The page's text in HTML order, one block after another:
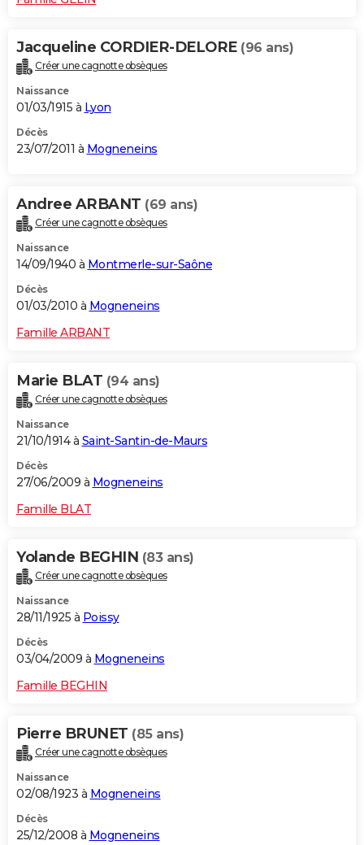
Jacqueline CORDIER-DELORE (96 ans)
Créer une cagnotte obsèques
Naissance
01/03/1915 à Lyon
Décès
23/07/2011 à Mogneneins
Andree ARBANT (69 ans)
Créer une cagnotte obsèques
Naissance
14/09/1940 à Montmerle-sur-Saône
Décès
01/03/2010 à Mogneneins
Famille ARBANT
Marie BLAT (94 ans)
Créer une cagnotte obsèques
Naissance
21/10/1914 à Saint-Santin-de-Maurs
Décès
27/06/2009 à Mogneneins
Famille BLAT
Yolande BEGHIN (83 ans)
Créer une cagnotte obsèques
Naissance
28/11/1925 à Poissy
Décès
03/04/2009 à Mogneneins
Famille BEGHIN
Pierre BRUNET (85 ans)
Créer une cagnotte obsèques
Naissance
02/08/1923 à Mogneneins
Décès
25/12/2008 à Mogneneins